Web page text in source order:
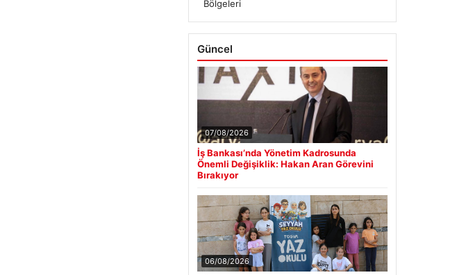
Bölgeleri
Güncel
07/08/2026
İş Bankası’nda Yönetim Kadrosunda
Önemli Değişiklik: Hakan Aran Görevini
Bırakıyor
06/08/2026